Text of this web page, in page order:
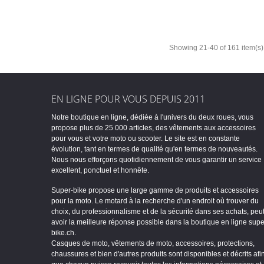
Showing 21-40 of 161 item(s)
EN LIGNE POUR VOUS DEPUIS 2011
Notre boutique en ligne, dédiée à l'univers du deux roues, vous
propose plus de 25 000 articles, des vêtements aux accessoires
pour vous et votre moto ou scooter. Le site est en constante
évolution, tant en termes de qualité qu'en termes de nouveautés.
Nous nous efforçons quotidiennement de vous garantir un service
excellent, ponctuel et honnête.
Super-bike propose une large gamme de produits et accessoires
pour la moto. Le motard à la recherche d'un endroit où trouver du
choix, du professionnalisme et de la sécurité dans ses achats, peut
avoir la meilleure réponse possible dans la boutique en ligne
bike.ch.
Casques de moto, vêtements de moto, accessoires, protections,
chaussures et bien d'autres produits sont disponibles et décrits afin